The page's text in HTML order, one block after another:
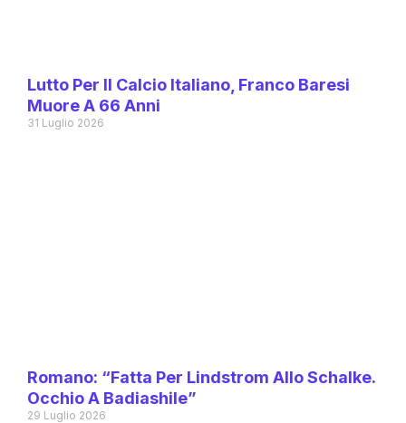
Lutto Per Il Calcio Italiano, Franco Baresi
Muore A 66 Anni
31 Luglio 2026
Romano: “Fatta Per Lindstrom Allo Schalke.
Occhio A Badiashile”
29 Luglio 2026